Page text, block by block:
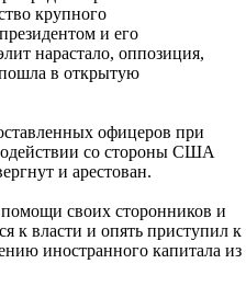
крупного
и его
нарастало, оппозиция,
в открытую
офицеров при
со стороны США
и арестован.
своих сторонников и
к власти и опять приступил к
иностранного капитала из